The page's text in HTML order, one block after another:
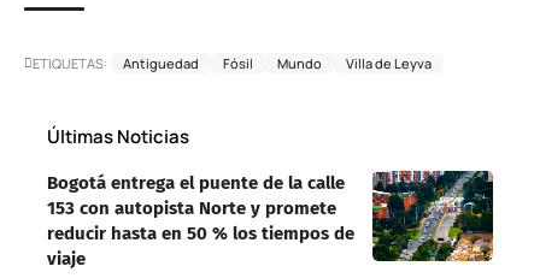
ETIQUETAS: Antiguedad Fósil Mundo Villa de Leyva
Últimas Noticias
Bogotá entrega el puente de la calle
153 con autopista Norte y promete
reducir hasta en 50 % los tiempos de
viaje